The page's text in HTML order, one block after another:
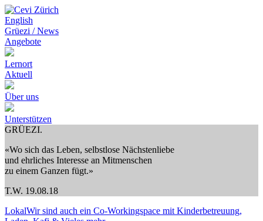
English
Grüezi / News
Angebote
Lernort
Aktuell
Über uns
Unterstützen
GRÜEZI.
«Wo sich das Leben, selbstlose Nächstenliebe
und ehrliches Interesse an Mitmenschen
zu einem Ganzen fügt.»
T.W. 19.08.18
LokalWir sind auch ein Co-Workingspace mit Kinderbetreuung,